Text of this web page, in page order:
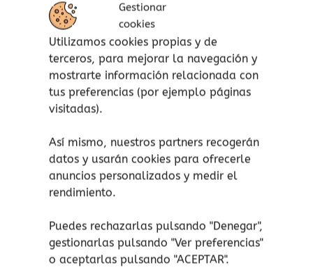
Gestionar
cookies
Utilizamos cookies propias y de
terceros, para mejorar la navegación y
mostrarte información relacionada con
tus preferencias (por ejemplo páginas
visitadas).
Así mismo, nuestros partners recogerán
datos y usarán cookies para ofrecerle
anuncios personalizados y medir el
rendimiento.
Puedes rechazarlas pulsando "Denegar",
gestionarlas pulsando "Ver preferencias"
o aceptarlas pulsando "ACEPTAR".
Mientras escuchan las melodías, las criaturas
podrán deleitarse mirando las imágenes. Una
manera de introducir la música clásica desde la
primera infancia y despertar el oído y la
sensibilidad musicales.
Este libro musical es de cartón resistente, y los
pequeñas, de manera que puedan disfrutarlo
de manera autónoma.
Características de Mis melodías clásicas de
Incluye un botón en cada página para
el sonido, muy fácil de apretar para